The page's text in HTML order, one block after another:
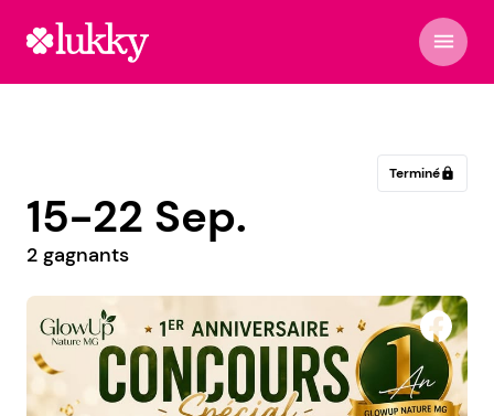
menu
Terminélock
15-22 Sep.
2 gagnants
La réplique du fleuve - Troupe de théâtre